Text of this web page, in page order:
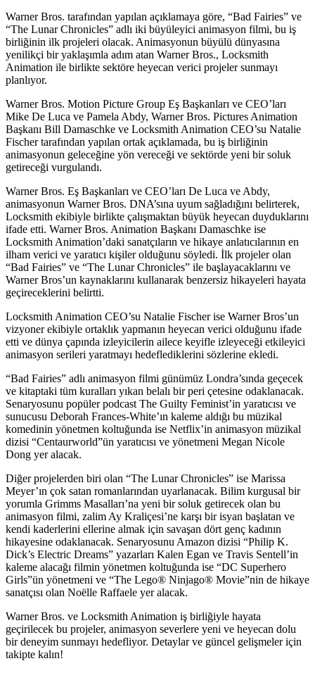
Warner Bros. tarafından yapılan açıklamaya göre, “Bad Fairies” ve
“The Lunar Chronicles” adlı iki büyüleyici animasyon filmi, bu iş
birliğinin ilk projeleri olacak. Animasyonun büyülü dünyasına
yenilikçi bir yaklaşımla adım atan Warner Bros., Locksmith
Animation ile birlikte sektöre heyecan verici projeler sunmayı
planlıyor.
Warner Bros. Motion Picture Group Eş Başkanları ve CEO’ları
Mike De Luca ve Pamela Abdy, Warner Bros. Pictures Animation
Başkanı Bill Damaschke ve Locksmith Animation CEO’su Natalie
Fischer tarafından yapılan ortak açıklamada, bu iş birliğinin
animasyonun geleceğine yön vereceği ve sektörde yeni bir soluk
getireceği vurgulandı.
Warner Bros. Eş Başkanları ve CEO’ları De Luca ve Abdy,
animasyonun Warner Bros. DNA’sına uyum sağladığını belirterek,
Locksmith ekibiyle birlikte çalışmaktan büyük heyecan duyduklarını
ifade etti. Warner Bros. Animation Başkanı Damaschke ise
Locksmith Animation’daki sanatçıların ve hikaye anlatıcılarının en
ilham verici ve yaratıcı kişiler olduğunu söyledi. İlk projeler olan
“Bad Fairies” ve “The Lunar Chronicles” ile başlayacaklarını ve
Warner Bros’un kaynaklarını kullanarak benzersiz hikayeleri hayata
geçireceklerini belirtti.
Locksmith Animation CEO’su Natalie Fischer ise Warner Bros’un
vizyoner ekibiyle ortaklık yapmanın heyecan verici olduğunu ifade
etti ve dünya çapında izleyicilerin ailece keyifle izleyeceği etkileyici
animasyon serileri yaratmayı hedeflediklerini sözlerine ekledi.
“Bad Fairies” adlı animasyon filmi günümüz Londra’sında geçecek
ve kitaptaki tüm kuralları yıkan belalı bir peri çetesine odaklanacak.
Senaryosunu popüler podcast The Guilty Feminist’in yaratıcısı ve
sunucusu Deborah Frances-White’ın kaleme aldığı bu müzikal
komedinin yönetmen koltuğunda ise Netflix’in animasyon müzikal
dizisi “Centaurworld”ün yaratıcısı ve yönetmeni Megan Nicole
Dong yer alacak.
Diğer projelerden biri olan “The Lunar Chronicles” ise Marissa
Meyer’ın çok satan romanlarından uyarlanacak. Bilim kurgusal bir
yorumla Grimms Masalları’na yeni bir soluk getirecek olan bu
animasyon filmi, zalim Ay Kraliçesi’ne karşı bir isyan başlatan ve
kendi kaderlerini ellerine almak için savaşan dört genç kadının
hikayesine odaklanacak. Senaryosunu Amazon dizisi “Philip K.
Dick’s Electric Dreams” yazarları Kalen Egan ve Travis Sentell’in
kaleme alacağı filmin yönetmen koltuğunda ise “DC Superhero
Girls”ün yönetmeni ve “The Lego® Ninjago® Movie”nin de hikaye
sanatçısı olan Noëlle Raffaele yer alacak.
Warner Bros. ve Locksmith Animation iş birliğiyle hayata
geçirilecek bu projeler, animasyon severlere yeni ve heyecan dolu
bir deneyim sunmayı hedefliyor. Detaylar ve güncel gelişmeler için
takipte kalın!